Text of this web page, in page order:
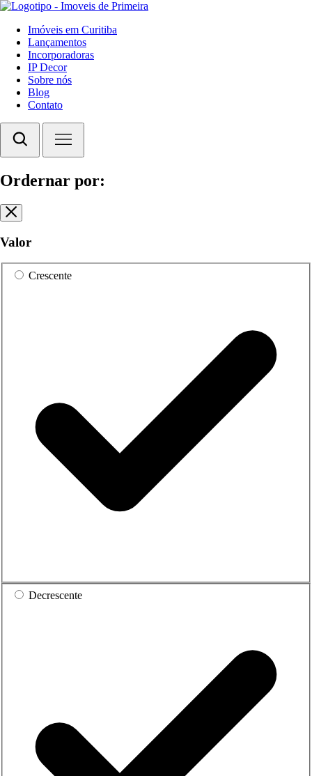
Imóveis em Curitiba
Lançamentos
Incorporadoras
IP Decor
Sobre nós
Blog
Contato
Ordernar por:
Valor
Crescente
Decrescente